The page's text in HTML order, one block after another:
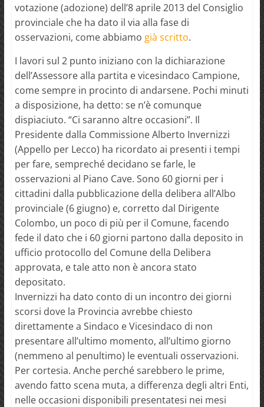
votazione (adozione) dell’8 aprile 2013 del Consiglio
provinciale che ha dato il via alla fase di
osservazioni, come abbiamo già scritto.
I lavori sul 2 punto iniziano con la dichiarazione
dell’Assessore alla partita e vicesindaco Campione,
come sempre in procinto di andarsene. Pochi minuti
a disposizione, ha detto: se n’è comunque
dispiaciuto. “Ci saranno altre occasioni”. Il
Presidente dalla Commissione Alberto Invernizzi
(Appello per Lecco) ha ricordato ai presenti i tempi
per fare, sempreché decidano se farle, le
osservazioni al Piano Cave. Sono 60 giorni per i
cittadini dalla pubblicazione della delibera all’Albo
provinciale (6 giugno) e, corretto dal Dirigente
Colombo, un poco di più per il Comune, facendo
fede il dato che i 60 giorni partono dalla deposito in
ufficio protocollo del Comune della Delibera
approvata, e tale atto non è ancora stato
depositato.
Invernizzi ha dato conto di un incontro dei giorni
scorsi dove la Provincia avrebbe chiesto
direttamente a Sindaco e Vicesindaco di non
presentare all’ultimo momento, all’ultimo giorno
(nemmeno al penultimo) le eventuali osservazioni.
Per cortesia. Anche perché sarebbero le prime,
avendo fatto scena muta, a differenza degli altri Enti,
nelle occasioni disponibili presentatesi nei mesi